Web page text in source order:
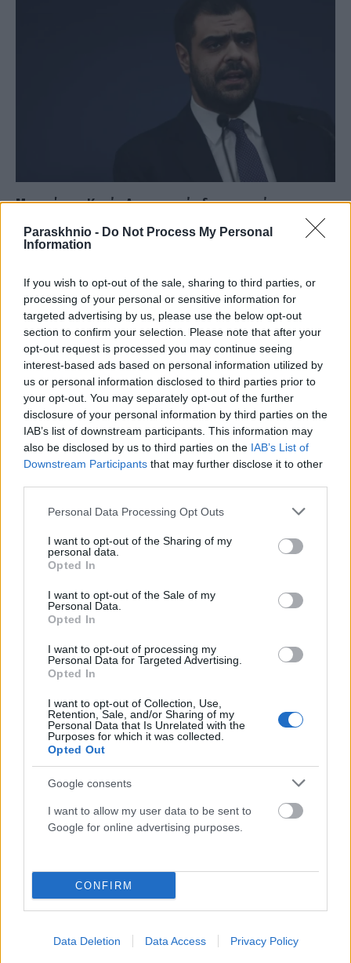
Paraskhnio - Do Not Process My Personal
Information
If you wish to opt-out of the sale, sharing to third parties, or
processing of your personal or sensitive information for
targeted advertising by us, please use the below opt-out
section to confirm your selection. Please note that after your
opt-out request is processed you may continue seeing
interest-based ads based on personal information utilized by
us or personal information disclosed to third parties prior to
your opt-out. You may separately opt-out of the further
disclosure of your personal information by third parties on the
IAB’s list of downstream participants. This information may
also be disclosed by us to third parties on the IAB’s List of
Downstream Participants that may further disclose it to other
Please note that this website/app uses one or more Google
not limited to your visit or usage behaviour. You may click to
grant or deny consent to Google and its third-party tags to
use your data for below specified purposes in below Google
consent section.
Personal Data Processing Opt Outs
I want to opt-out of the Sharing of my
personal data.
Opted In
I want to opt-out of the Sale of my
Personal Data.
Opted In
I want to opt-out of processing my
Personal Data for Targeted Advertising.
Opted In
I want to opt-out of Collection, Use,
Retention, Sale, and/or Sharing of my
Personal Data that Is Unrelated with the
Purposes for which it was collected.
Opted Out
Google consents
I want to allow my user data to be sent to
Google for online advertising purposes.
CONFIRM
Data Deletion Data Access Privacy Policy
Μαρινάκης: Καμία Δημοκρατία δεν μπορεί να
επιβιώσει όταν συνηθίζει τη βία
ΑΝΑΡΤΗΘΗΚΕ ΑΠΟΕΛΕΑΝΑ ΖΑΜΠΑΡΑ
Η κοινωνία βρίσκεται μπροστά σε μια ξεκάθαρη επιλογή ανάμεσα
στη Δημοκρατία και τη βία, αναφέρει ο υφυπουργός παρά τω
πρωθυπουργώ…
Μαρινάκης: Οι εκλογές θα διεξαχθούν το 2027 – «Δεν
υπάρχουν σενάρια για πρόωρη κάλπη»
ΑΝΑΡΤΗΘΗΚΕ ΑΠΟNEWSROOM 30 ΙΟΥΝΊΟΥ 2026
Ο κυβερνητικός εκπρόσωπος τόνισε ότι η κυβέρνηση στοχεύει
στην ολοκλήρωση του προγραμματικού της κύκλου και στη
συνέχιση του έργου της…
Μαρινάκης: Η κυβέρνηση αξιοποιεί στο μέγιστο
βαθμό τον δημοσιονομικό χώρο που επιτρέπουν οι
ευρωπαϊκοί κανόνες